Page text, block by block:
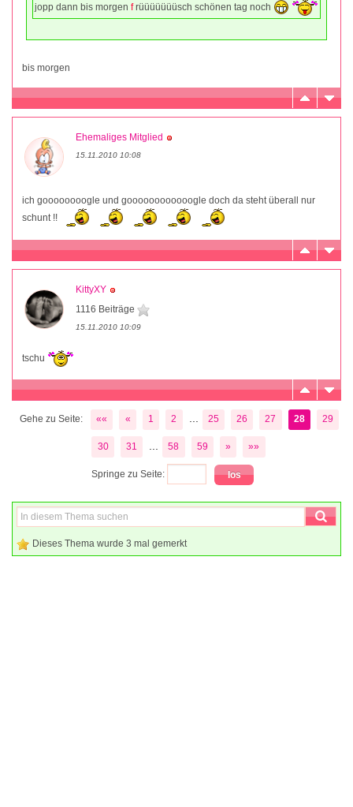
jopp dann bis morgen früüüüüüüsch schönen tag noch
bis morgen
Ehemaliges Mitglied
15.11.2010 10:08
ich goooooooogle und goooooooooooogle doch da steht überall nur
schunt !!
KittyXY
1116 Beiträge
15.11.2010 10:09
tschu
Gehe zu Seite: «« « 1 2 ... 25 26 27 28 29
30 31 58 59 » »»
Springe zu Seite:
Dieses Thema wurde 3 mal gemerkt